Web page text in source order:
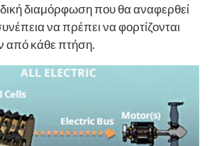
διαμόρφωση που θα αναφερθεί
να πρέπει να φορτίζονται
από κάθε πτήση.